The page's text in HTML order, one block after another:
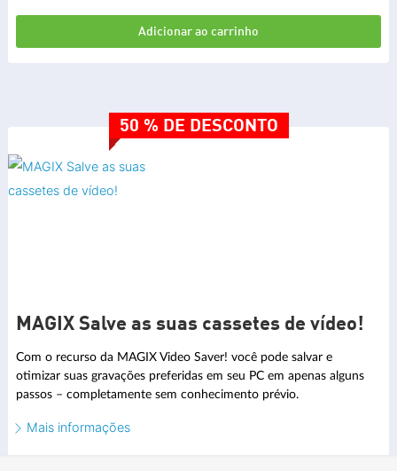
Adicionar ao carrinho
50 % DE DESCONTO
MAGIX Salve as suas cassetes de vídeo!
Com o recurso da MAGIX Video Saver! você pode salvar e
otimizar suas gravações preferidas em seu PC em apenas alguns
passos – completamente sem conhecimento prévio.
Mais informações